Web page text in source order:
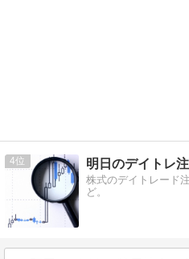
4 明日のデイトレ
株式のデイトレード
ど。